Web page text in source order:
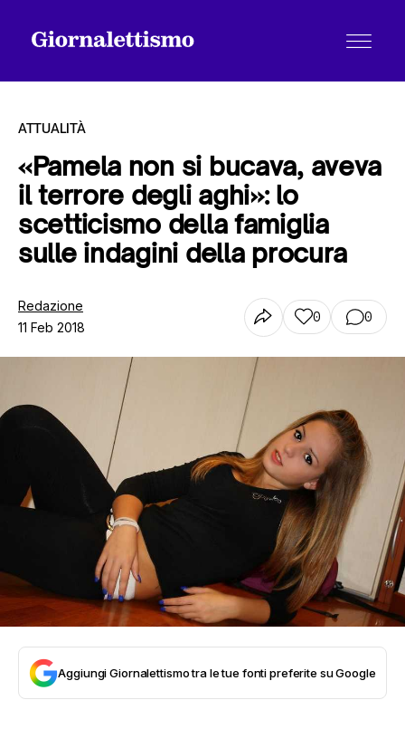
Tutti gli articoli
ATTUALITÀ
«Pamela non si bucava, aveva
il terrore degli aghi»: lo
scetticismo della famiglia
sulle indagini della procura
Redazione
11 Feb 2018
0 0
Aggiungi Giornalettismo tra le tue fonti preferite su Google